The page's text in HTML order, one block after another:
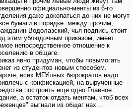
официально-менты из 6-го
даже докопаться до них не могут
бумаги в порядке. между прочим,
Водолазский, чья подпись стоит
этим ублюдочным приказом, имеет
непосредственное отношение к
в общаге.
явно придуман, чтобы повымогать
из студентов новым способом.
всех МГУшных бюрократов надо
с конфискацией, на вырученные
построить еще одно Главное
а остаток отдать ментам, чтоб всех
выгнали из общаг нах...